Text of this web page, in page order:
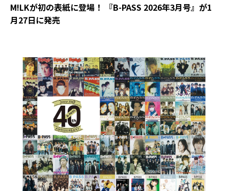
M!LKが初の表紙に登場！ 『B-PASS 2026年3月号』が1
月27日に発売